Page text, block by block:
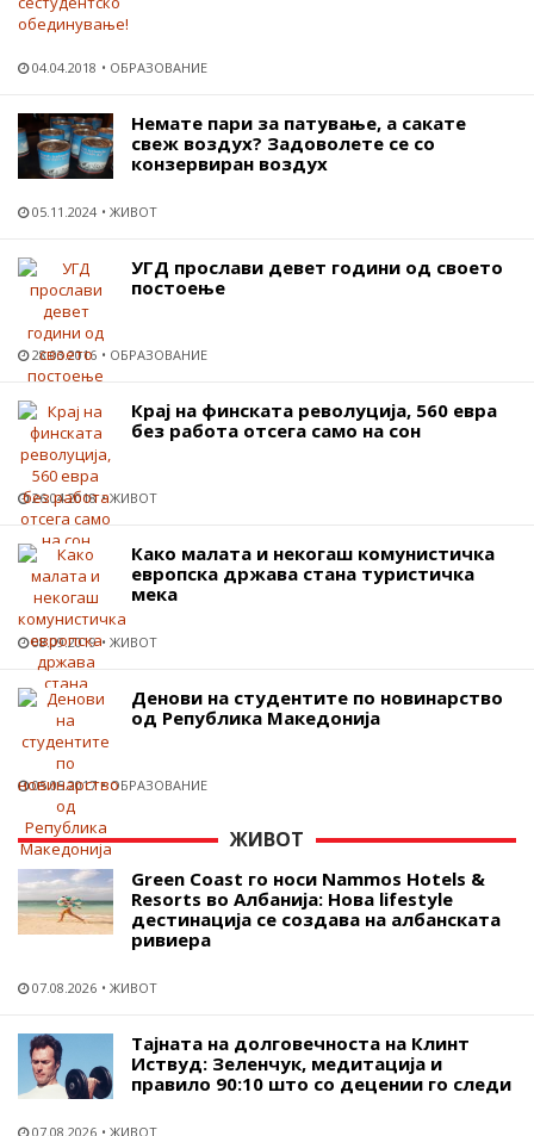
04.04.2018 ОБРАЗОВАНИЕ
Немате пари за патување, а сакате
свеж воздух? Задоволете се со
конзервиран воздух
05.11.2024 ЖИВОТ
УГД прослави девет години од своето
постоење
28.03.2016 ОБРАЗОВАНИЕ
Крај на финската револуција, 560 евра
без работа отсега само на сон
26.04.2018 ЖИВОТ
Како малата и некогаш комунистичка
европска држава стана туристичка
мека
08.09.2019 ЖИВОТ
Денови на студентите по новинарство
од Република Македонија
05.05.2017 ОБРАЗОВАНИЕ
ЖИВОТ
Green Coast го носи Nammos Hotels &
Resorts во Албанија: Нова lifestyle
дестинација се создава на албанската
ривиера
07.08.2026 ЖИВОТ
Тајната на долговечноста на Клинт
Иствуд: Зеленчук, медитација и
правило 90:10 што со децении го следи
07.08.2026 ЖИВОТ